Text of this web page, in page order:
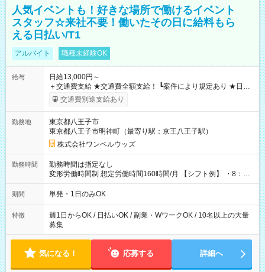
人気イベントも！好きな場所で働けるイベント
スタッフ☆来社不要！働いたその日に給料もら
える日払い/T1
アルバイト 職種未経験OK
給与
日給13,000円～
＋交通費支給 ★交通費全額支給！ ┗案件により規定あり ★日払
いOK！（規定あり） ┗働いたその日に現金GET♪ お仕事後はコ
ンビニATMから 日払い分を引き落とせます！ 【試用期間】試
交通費別途支給あり
勤務地
東京都八王子市
東京都八王子市明神町（最寄り駅：京王八王子駅）
株式会社ワンベルウッズ
勤務時間
勤務時間は指定なし
変形労働時間制 想定労働時間160時間/月 【シフト例】 ・8：00
～21：00
期間 単発・1日のみOK
特徴
週1日からOK / 日払いOK / 副業・WワークOK / 10名以上の大量
募集
気になる！ 応募する 詳細へ